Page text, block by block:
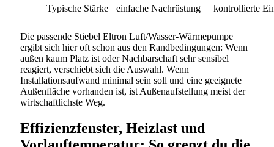
Typische Stärke
einfache Nachrüstung kontrollierte
Die passende Stiebel Eltron Luft/Wasser-Wärmepumpe
ergibt sich hier oft schon aus den Randbedingungen: Wenn
außen kaum Platz ist oder Nachbarschaft sehr sensibel
reagiert, verschiebt sich die Auswahl. Wenn
Installationsaufwand minimal sein soll und eine geeignete
Außenfläche vorhanden ist, ist Außenaufstellung meist der
wirtschaftlichste Weg.
Effizienzfenster, Heizlast und